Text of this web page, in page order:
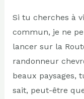
Si tu cherches à
commun, je ne
lancer sur la
randonneur
beaux paysages,
sait, peut-être